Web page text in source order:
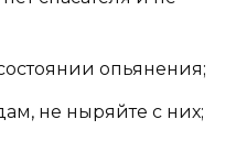
опьянения;
не ныряйте с них;